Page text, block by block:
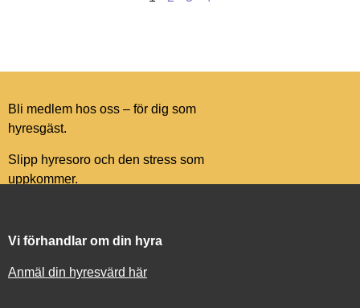
Bli medlem hos oss – för dig som
hyresgäst.
Slipp hyresoro och den stress som
uppkommer.
Vi förhandlar om din hyra
Anmäl din hyresvärd här